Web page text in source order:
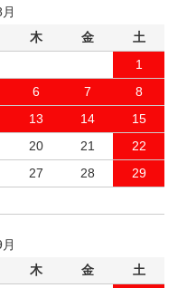
木 金
土
1
6 7
8
13 14
15
20 21
22
27 28
29
木 金
土